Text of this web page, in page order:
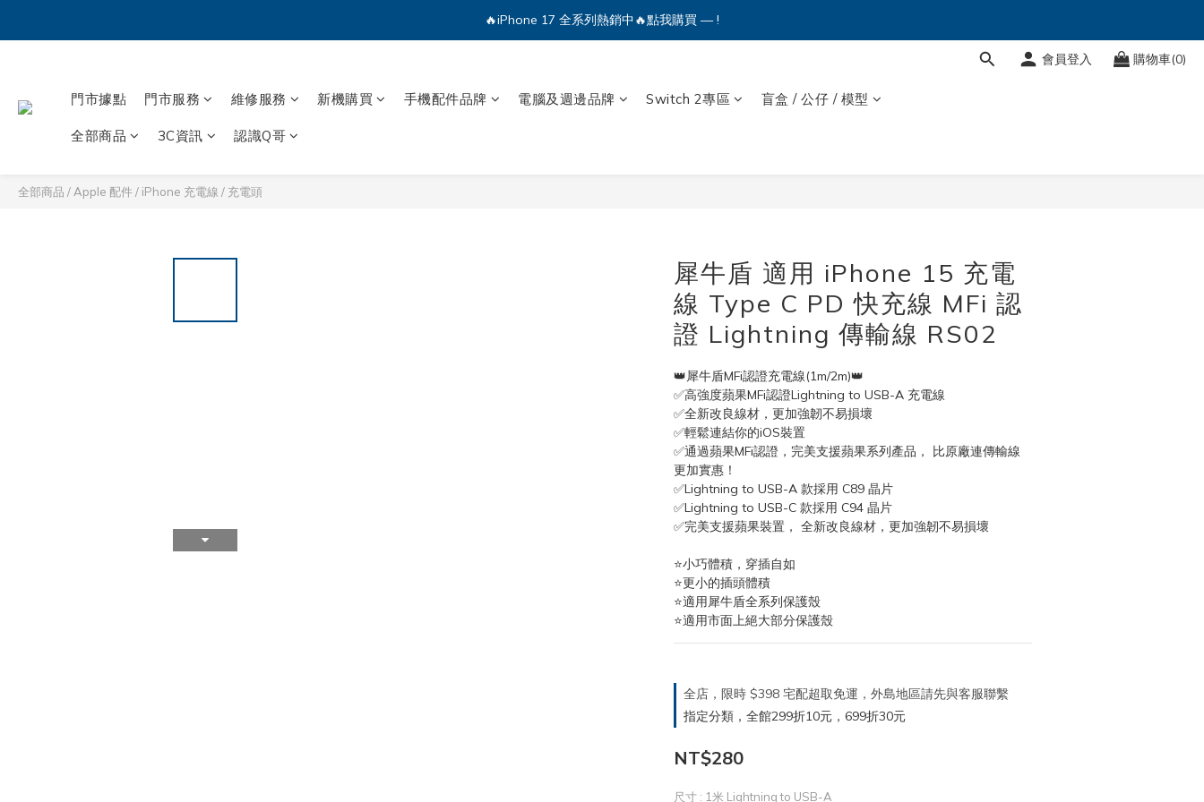
🔥iPhone 17 全系列熱銷中🔥點我購買 — !
會員登入 購物車(0)
門市據點 門市服務 維修服務 新機購買 手機配件品牌 電腦及週邊品牌 Switch 2專區 盲盒 / 公仔 / 模型
全部商品 3C資訊 認識Q哥
全部商品 / Apple 配件/ iPhone 充電線 / 充電頭
犀牛盾 適用 iPhone 15 充電
線 Type C PD 快充線 MFi 認
證 Lightning 傳輸線 RS02
👑犀牛盾MFi認證充電線(1m/2m)👑
✅高強度蘋果MFi認證Lightning to USB-A 充電線
✅全新改良線材，更加強韌不易損壞
✅輕鬆連結你的iOS裝置
✅通過蘋果MFi認證，完美支援蘋果系列產品， 比原廠連傳輸線
更加實惠！
✅Lightning to USB-A 款採用 C89 晶片
✅Lightning to USB-C 款採用 C94 晶片
✅完美支援蘋果裝置， 全新改良線材，更加強韌不易損壞
⭐小巧體積，穿插自如
⭐更小的插頭體積
⭐適用犀牛盾全系列保護殼
⭐適用市面上絕大部分保護殼
全店，限時 $398 宅配超取免運，外島地區請先與客服聯繫
指定分類，全館299折10元，699折30元
NT$280
尺寸 : 1米 Lightning to USB-A